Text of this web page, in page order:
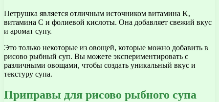
Петрушка является отличным источником витамина K,
витамина C и фолиевой кислоты. Она добавляет свежий вкус
и аромат супу.
Это только некоторые из овощей, которые можно добавить в
рисово рыбный суп. Вы можете экспериментировать с
различными овощами, чтобы создать уникальный вкус и
текстуру супа.
Приправы для рисово рыбного супа